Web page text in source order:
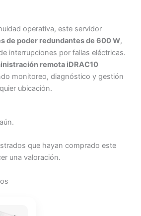
operativa, este servidor
de poder redundantes de 600 W,
interrupciones por fallas eléctricas.
remota iDRAC10
monitoreo, diagnóstico y gestión
ubicación.
que hayan comprado este
una valoración.